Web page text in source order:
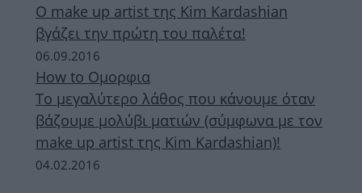
Ο make up artist της Kim Kardashian
βγάζει την πρώτη του παλέτα!
06.09.2016
How to Ομορφια
Το μεγαλύτερο λάθος που κάνουμε όταν
βάζουμε μολύβι ματιών (σύμφωνα με τον
make up artist της Kim Kardashian)!
04.02.2016